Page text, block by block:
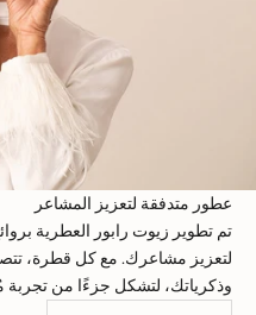
عطور متدفقة لتعزيز المشاعر
تم تطوير زيوت رابور العطرية
لتعزيز مشاعرك. مع كل قطرة،
وذكرياتك، لتشكل جزءًا من